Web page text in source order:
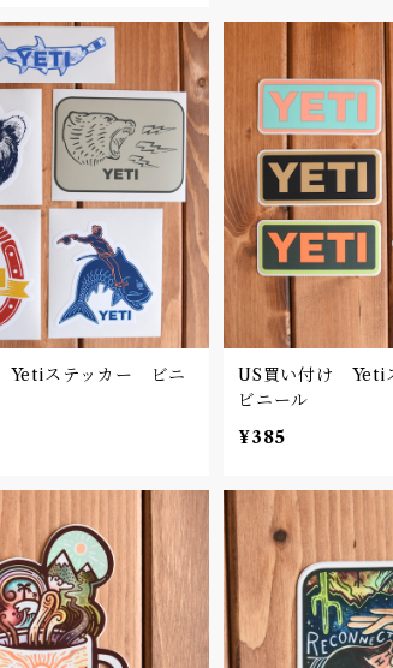
Yetiステッカー ビニ
US買い付け Yeti
ビニール
¥385